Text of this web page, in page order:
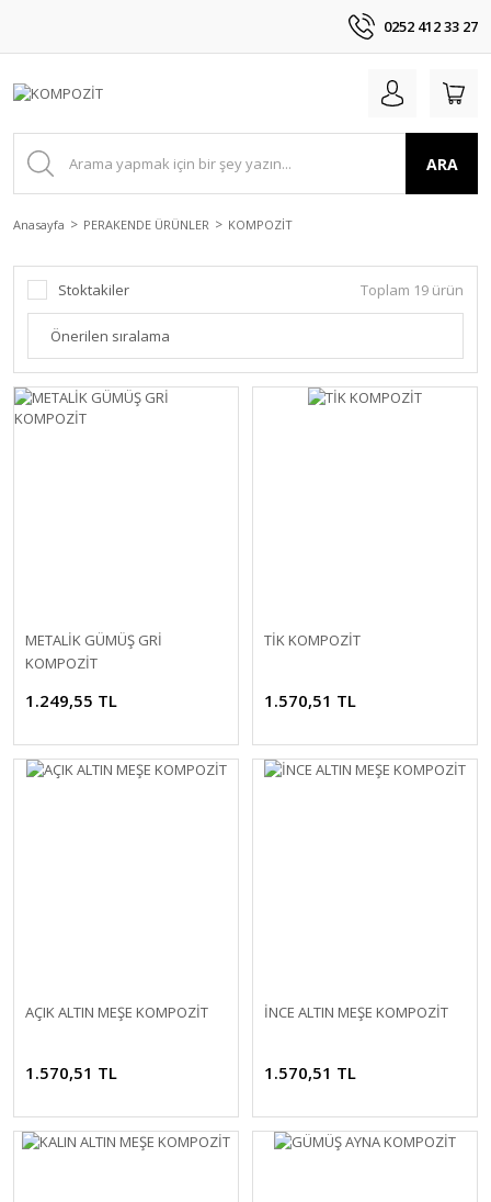
0252 412 33 27
ARA
Anasayfa PERAKENDE ÜRÜNLER KOMPOZİT
Stoktakiler Toplam 19 ürün
METALİK GÜMÜŞ GRİ
KOMPOZİT
1.249,55 TL
TİK KOMPOZİT
1.570,51 TL
AÇIK ALTIN MEŞE KOMPOZİT
1.570,51 TL
İNCE ALTIN MEŞE KOMPOZİT
1.570,51 TL